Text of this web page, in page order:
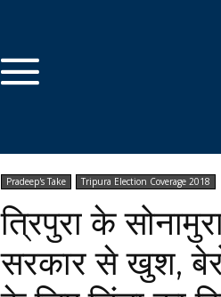
Pradeep's Take Tripura Election Coverage 2018
त्रिपुरा के
सरकार से खुश,